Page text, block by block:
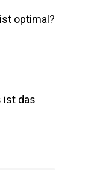
optimal?
ist das